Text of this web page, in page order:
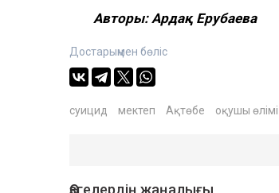
Авторы: Ардақ Ерубаева
Достарыңмен бөліс
суицид мектеп Ақтөбе оқушы өлімі